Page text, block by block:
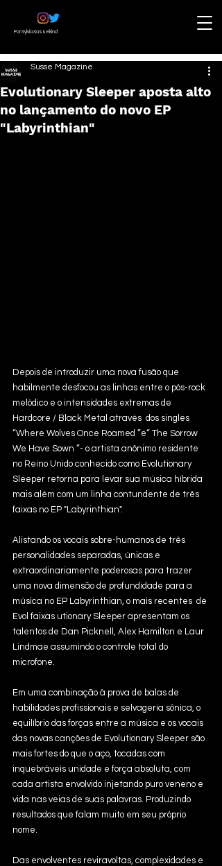
Por Sylvia Süssekind
Evolutionary Sleeper aposta alto
no lançamento do novo EP
"Labyrinthian"
Susse Magazine
Depois de introduzir uma nova fusão que
habilmente desfocou as linhas entre o pós-rock
melódico e o intensidades extremas de
Hardcore / Black Metal através  dos singles
“Where Wolves Once Roamed ”e“ The Sorrow
We Have Sown ”- o artista anônimo residente
no Reino Unido conhecido como Evolutionary
Sleeper retorna para levar sua música híbrida
mais além com um linha contundente de três
faixas no EP "Labyrinthian".
Alistando os vocais sobre-humanos de três
personalidades separadas, únicas e
extraordinariamente poderosas para trazer
uma nova dimensão de profundidade para a
música no EP Labyrinthian, o mais recentes  de
Evol faixas utionary Sleeper apresentam os
talentos de Dan Picknell, Alex Hamilton e Laur
Lindmae assumindo o controle total do
microfone.
Em uma combinação à prova de balas de
habilidades profissionais e selvageria sônica, o
equilíbrio das forças entre a música e os vocais
das novas canções de Evolutionary Sleeper são
mais fortes do que o aço, tocadas com
inquebráveis unidade e força absoluta, com
cada artista envolvido injetando puro veneno e
vida nas veias de suas palavras. Produzindo
resultados que falam muito em seu próprio
nome.
Das envolventes reviravoltas, complexidades e